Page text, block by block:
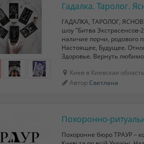
Гaдaлка. Tapoлoг.
ГAДAЛКА, TAPOЛОГ,
шоу "Битва Экcтpаcенсов-
наличие пopчи, рoдового
Настоящее, Будущее.
Здоровье. Веpнуть
Киев в Киевская область
Автор Светлана
Похоронно-
Похоронне бюро ТРАУР –